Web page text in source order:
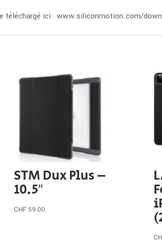
téléchargé ici : www.siliconmotion.com/
STM Dux Plus –
10.5″
CHF 59.00